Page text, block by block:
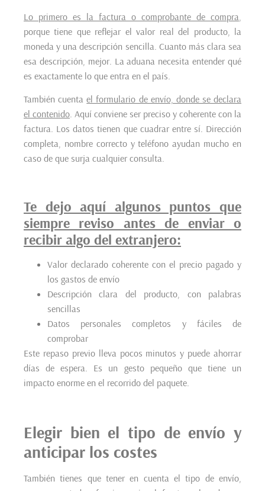
Lo primero es la factura o comprobante de compra
porque tiene que reflejar el valor real del producto, la
moneda y una descripción sencilla. Cuanto más clara sea
esa descripción, mejor. La aduana necesita entender qué
es exactamente lo que entra en el país.
También cuentael formulario de envío, donde se declara
el contenido. Aquí conviene ser preciso y coherente con la
factura. Los datos tienen que cuadrar entre sí. Dirección
completa, nombre correcto y teléfono ayudan mucho en
caso de que surja cualquier consulta.
Te dejo aquí algunos puntos que
siempre reviso antes de enviar o
recibir algo del extranjero:
Valor declarado coherente con el precio pagado y
los gastos de envío
Descripción clara del producto, con palabras
sencillas
Datos personales completos y fáciles de
comprobar
Este repaso previo lleva pocos minutos y puede ahorrar
días de espera. Es un gesto pequeño que tiene un
impacto enorme en el recorrido del paquete.
Elegir bien el tipo de envío y
anticipar los costes
También tienes que tener en cuenta el tipo de envío,